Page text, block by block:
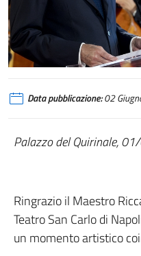
Data pubblicazione:02
Palazzo del Quirinale,
Ringrazio il Maestro
Teatro San Carlo di
un momento artistico